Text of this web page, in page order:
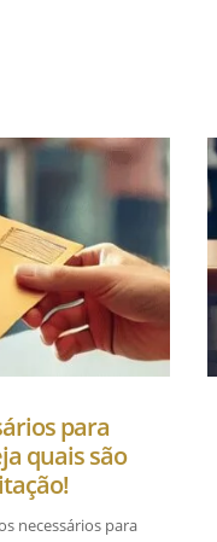
para
quais são
necessários para